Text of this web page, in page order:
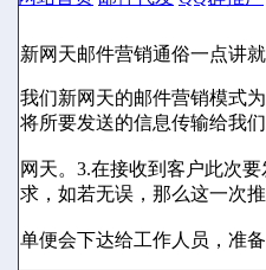
邮件代发
新网天邮件营销通俗一点讲
我们新网天的邮件营销模式
将所要发送的信息传输给我
网天。3.在接收到客户此次
求，如若无误，那么这一次
单便会下达给工作人员，准备